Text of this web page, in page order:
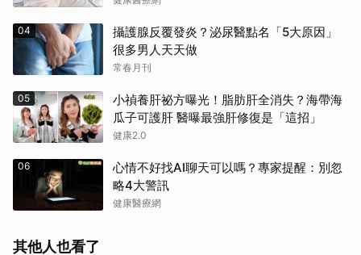
04
攝護腺反覆發炎？泌尿醫點名「5大原因」
很多男人天天做
常春月刊
05
小禎養肝祕方曝光！脂肪肝全消失？海帶海
瓜子可護肝 醫曝最強肝修復是「這招」
健康2.0
06
心情不好找AI聊天可以嗎？專家提醒：別忽
略4大警訊
健康醫療網
其他人也看了